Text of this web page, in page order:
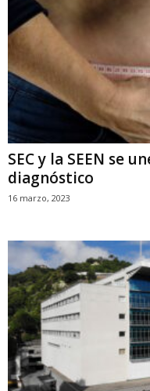
SEC y la SEEN se
diagnóstico
16 marzo, 2023